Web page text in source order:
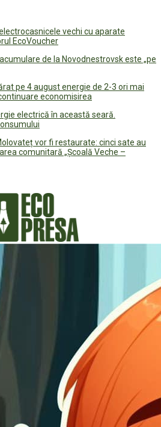
vechi cu aparate
EcoVoucher
de la Novodnestrovsk este „pe
pe 4 august energie de 2-3 ori mai
economisirea
electrică în această seară.
vor fi restaurate: cinci sate au
comunitară „Școală Veche –